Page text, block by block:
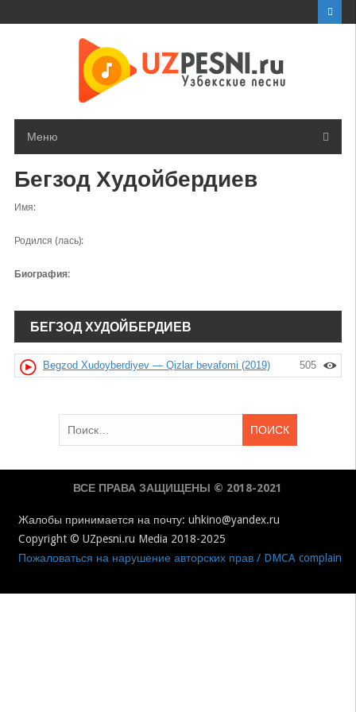
Меню
Бегзод Худойбердиев
Имя:
Родился (лась):
Биография:
БЕГЗОД ХУДОЙБЕРДИЕВ
505
Begzod Xudoyberdiyev — Qizlar bevafomi (2019)
ВСЕ ПРАВА ЗАЩИЩЕНЫ © 2018-2021
Жалобы принимается на почту: uhkino@yandex.ru
Copyright © UZpesni.ru Media 2018-2025
Пожаловаться на нарушение авторских прав / DMCA complain